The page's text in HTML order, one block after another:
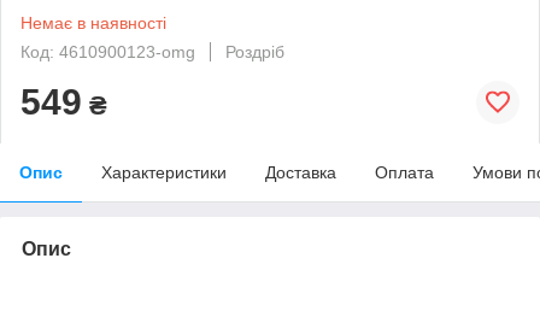
Немає в наявності
Код: 4610900123-omg
Роздріб
549 ₴
Опис Характеристики Доставка Оплата Умови
Опис